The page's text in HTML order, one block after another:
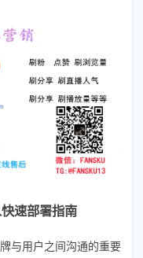
速部署指南
与用户之间沟通的重要